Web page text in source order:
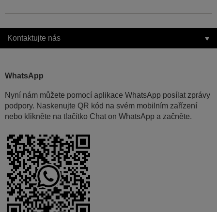
Kontaktujte nás
WhatsApp
Nyní nám můžete pomocí aplikace WhatsApp posílat zprávy
podpory. Naskenujte QR kód na svém mobilním zařízení
nebo klikněte na tlačítko Chat on WhatsApp a začněte.